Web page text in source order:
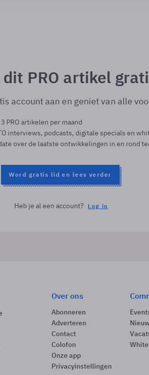
dit PRO artikel
account aan en geniet van alle
PRO artikelen per maand
interviews, podcasts, digitale specials en
over de laatste ontwikkelingen in en rond
Word gratis lid en lees verder
Heb je al een account? Log in
Over ons
Abonneren
Adverteren
Contact
Colofon
Onze app
Privacyinstellingen